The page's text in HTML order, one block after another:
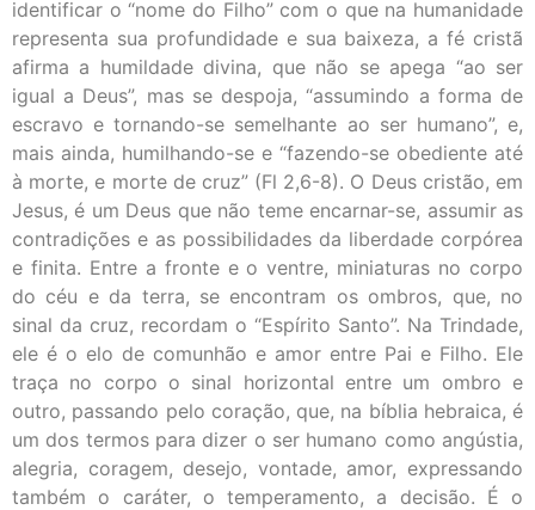
identificar o “nome do Filho” com o que na humanidade
representa sua profundidade e sua baixeza, a fé cristã
afirma a humildade divina, que não se apega “ao ser
igual a Deus”, mas se despoja, “assumindo a forma de
escravo e tornando-se semelhante ao ser humano”, e,
mais ainda, humilhando-se e “fazendo-se obediente até
à morte, e morte de cruz” (Fl 2,6-8). O Deus cristão, em
Jesus, é um Deus que não teme encarnar-se, assumir as
contradições e as possibilidades da liberdade corpórea
e finita. Entre a fronte e o ventre, miniaturas no corpo
do céu e da terra, se encontram os ombros, que, no
sinal da cruz, recordam o “Espírito Santo”. Na Trindade,
ele é o elo de comunhão e amor entre Pai e Filho. Ele
traça no corpo o sinal horizontal entre um ombro e
outro, passando pelo coração, que, na bíblia hebraica, é
um dos termos para dizer o ser humano como angústia,
alegria, coragem, desejo, vontade, amor, expressando
também o caráter, o temperamento, a decisão. É o